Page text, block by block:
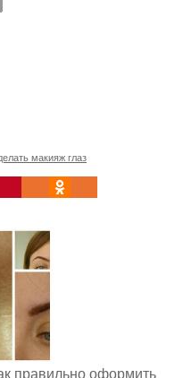
макияж глаз
правильно оформить